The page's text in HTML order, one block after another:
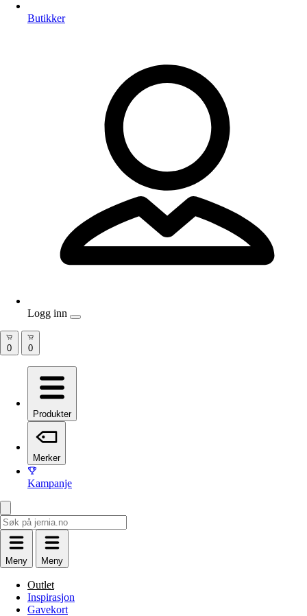
Butikker
Produkter
Merker
Kampanje
Meny Meny
Outlet
Inspirasjon
Gavekort